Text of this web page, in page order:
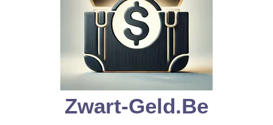
Zwart-Geld.be